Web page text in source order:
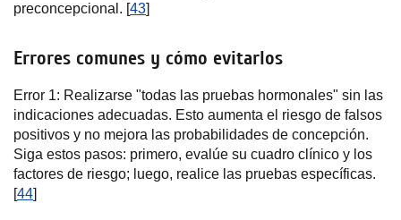
preconcepcional. [43]
Errores comunes y cómo evitarlos
Error 1: Realizarse "todas las pruebas hormonales" sin las
indicaciones adecuadas. Esto aumenta el riesgo de falsos
positivos y no mejora las probabilidades de concepción.
Siga estos pasos: primero, evalúe su cuadro clínico y los
factores de riesgo; luego, realice las pruebas específicas.
[44]